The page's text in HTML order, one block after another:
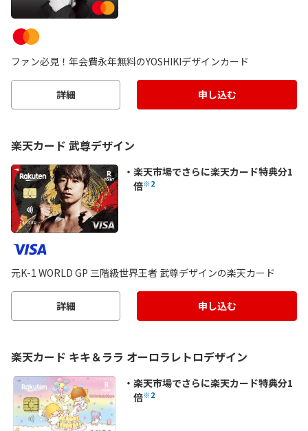
ファン必見！年会費永年無料のYOSHIKIデザインカード
詳細 申し込む
楽天カード 武尊デザイン
楽天市場でさらに楽天カード特典分1
倍※2
元K-1 WORLD GP 三階級世界王者 武尊デザインの楽天カード
詳細 申し込む
楽天カード キキ＆ララ オーロラレトロデザイン
楽天市場でさらに楽天カード特典分1
倍※2